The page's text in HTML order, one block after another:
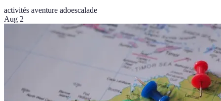
activités aventure adoescalade
Aug 2